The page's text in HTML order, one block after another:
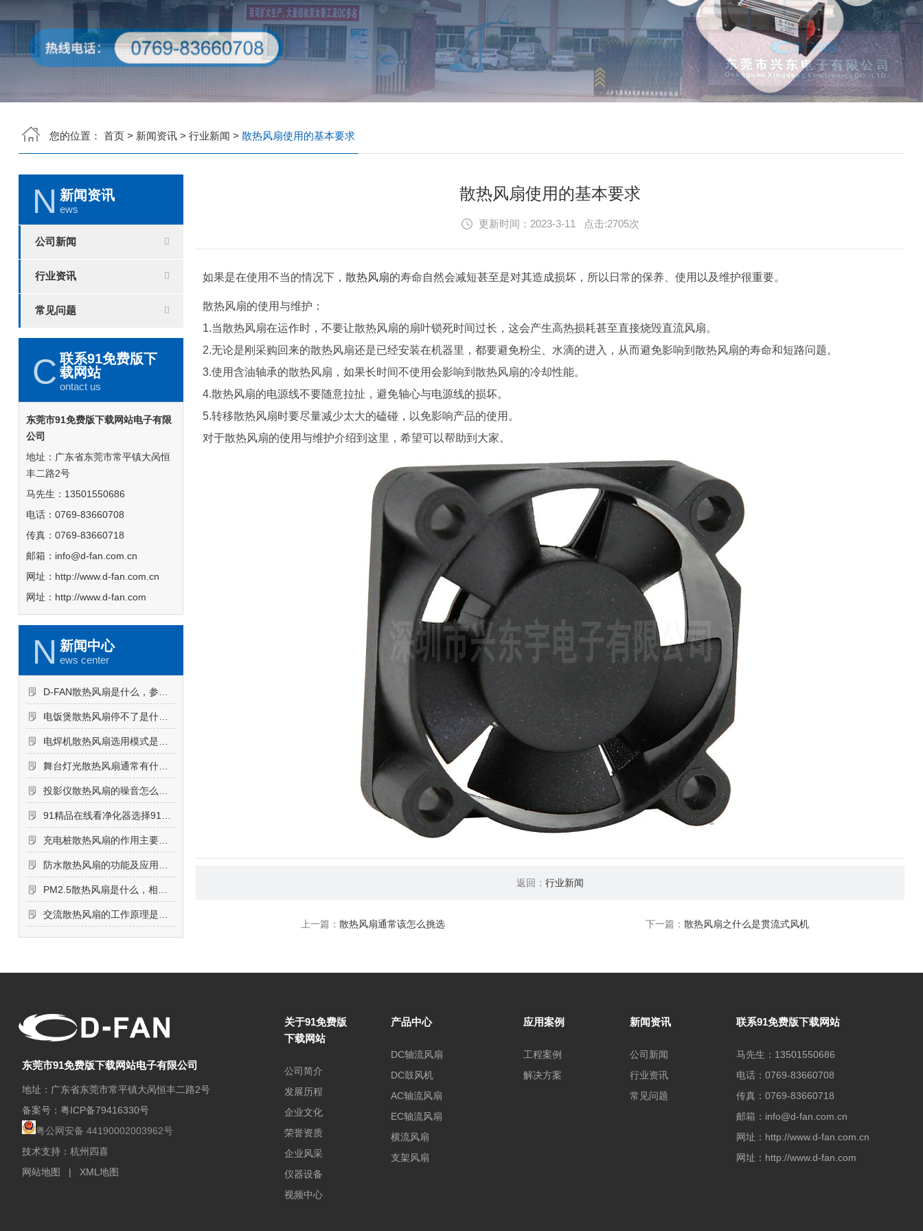
您的位置： 首页> 新闻资讯> 行业新闻 > 散热风扇使用的基本要求
N 新闻资讯
ews
公司新闻
行业资讯
常见问题
C 联系91免费版下
载网站
ontact us
东莞市91免费版下载网站电子有限
公司
地址：广东省东莞市常平镇大呙恒
丰二路2号
马先生：13501550686
电话：0769-83660708
传真：0769-83660718
邮箱：info@d-fan.com.cn
网址：http://www.d-fan.com.cn
网址：http://www.d-fan.com
N 新闻中心
ews center
D-FAN散热风扇是什么，参数如何
电饭煲散热风扇停不了是什么原因导致的，怎么解决
电焊机散热风扇选用模式是吸风还是吹风
舞台灯光散热风扇通常有什么要求？
投影仪散热风扇的噪音怎么降低
91精品在线看净化器选择91精品在线看净化器散热风扇的原因
充电桩散热风扇的作用主要包括哪些方面
防水散热风扇的功能及应用环境
PM2.5散热风扇是什么，相关知识点介绍
交流散热风扇的工作原理是怎样的
散热风扇使用的基本要求
更新时间：2023-3-11 点击:2705次
如果是在使用不当的情况下， 散热风扇的寿命自然会减短甚至是对其造成损坏，所以日常的保养、使用以及维护很重要。
散热风扇的使用与维护：
1.当散热风扇在运作时，不要让散热风扇的扇叶锁死时间过长，这会产生高热损耗甚至直接烧毁直流风扇。
2.无论是刚采购回来的散热风扇还是已经安装在机器里，都要避免粉尘、水滴的进入，从而避免影响到散热风扇的寿命和短路问题。
3.使用含油轴承的散热风扇，如果长时间不使用会影响到散热风扇的冷却性能。
4.散热风扇的电源线不要随意拉扯，避免轴心与电源线的损坏。
5.转移散热风扇时要尽量减少太大的磕碰，以免影响产品的使用。
对于散热风扇的使用与维护介绍到这里，希望可以帮助到大家。
返回：行业新闻
上一篇： 散热风扇通常该怎么挑选 下一篇：散热风扇之什么是贯流式风机
东莞市91免费版下载网站电子有限公司
地址：广东省东莞市常平镇大呙恒丰二路2号
备案号： 粤ICP备79416330号
粤公网安备 44190002003962号
技术支持：杭州四喜
网站地图
| XML地图
关于91免费版
下载网站
公司简介
发展历程
企业文化
荣誉资质
企业风采
仪器设备
视频中心
产品中心
DC轴流风扇
DC鼓风机
AC轴流风扇
EC轴流风扇
横流风扇
支架风扇
应用案例
工程案例
解决方案
新闻资讯
公司新闻
行业资讯
常见问题
联系91免费版下载网站
马先生：13501550686
电话：0769-83660708
传真：0769-83660718
邮箱：info@d-fan.com.cn
网址：http://www.d-fan.com.cn
网址：http://www.d-fan.com